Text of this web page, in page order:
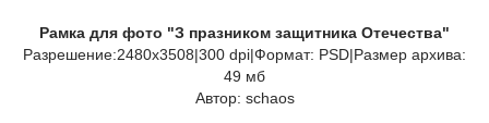
Рамка для фото "З празником защитника Отечества"
Разрешение:2480х3508|300 dpi|Формат: PSD|Размер архива:
49 мб
Автор: schaos